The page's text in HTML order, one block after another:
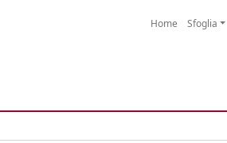
Home Sfoglia